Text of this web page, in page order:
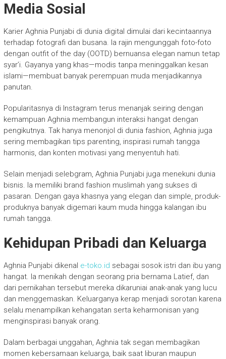
Media Sosial
Karier Aghnia Punjabi di dunia digital dimulai dari kecintaannya
terhadap fotografi dan busana. Ia rajin mengunggah foto-foto
dengan outfit of the day (OOTD) bernuansa elegan namun tetap
syar’i. Gayanya yang khas—modis tanpa meninggalkan kesan
islami—membuat banyak perempuan muda menjadikannya
panutan.
Popularitasnya di Instagram terus menanjak seiring dengan
kemampuan Aghnia membangun interaksi hangat dengan
pengikutnya. Tak hanya menonjol di dunia fashion, Aghnia juga
sering membagikan tips parenting, inspirasi rumah tangga
harmonis, dan konten motivasi yang menyentuh hati.
Selain menjadi selebgram, Aghnia Punjabi juga menekuni dunia
bisnis. Ia memiliki brand fashion muslimah yang sukses di
pasaran. Dengan gaya khasnya yang elegan dan simple, produk-
produknya banyak digemari kaum muda hingga kalangan ibu
rumah tangga.
Kehidupan Pribadi dan Keluarga
Aghnia Punjabi dikenal e-toko.id sebagai sosok istri dan ibu yang
hangat. Ia menikah dengan seorang pria bernama Latief, dan
dari pernikahan tersebut mereka dikaruniai anak-anak yang lucu
dan menggemaskan. Keluarganya kerap menjadi sorotan karena
selalu menampilkan kehangatan serta keharmonisan yang
menginspirasi banyak orang.
Dalam berbagai unggahan, Aghnia tak segan membagikan
momen kebersamaan keluarga, baik saat liburan maupun